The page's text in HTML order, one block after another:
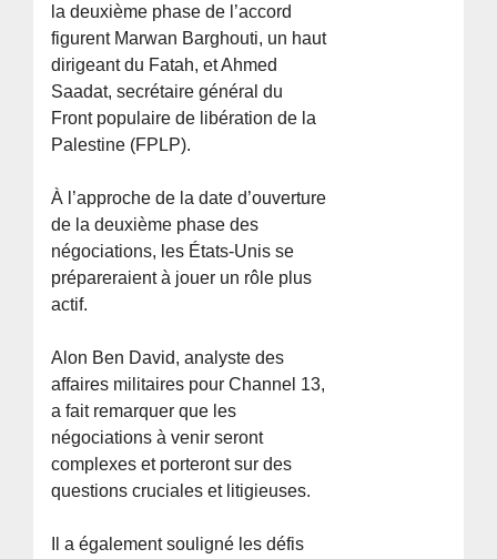
la deuxième phase de l’accord
figurent Marwan Barghouti, un haut
dirigeant du Fatah, et Ahmed
Saadat, secrétaire général du
Front populaire de libération de la
Palestine (FPLP).
À l’approche de la date d’ouverture
de la deuxième phase des
négociations, les États-Unis se
prépareraient à jouer un rôle plus
actif.
Alon Ben David, analyste des
affaires militaires pour Channel 13,
a fait remarquer que les
négociations à venir seront
complexes et porteront sur des
questions cruciales et litigieuses.
Il a également souligné les défis